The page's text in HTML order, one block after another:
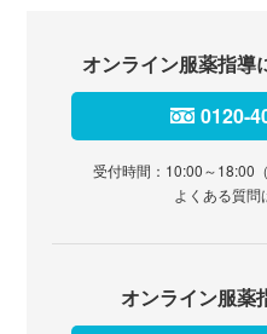
オンライン服薬指導
0120-
受付時間：10:00～18:00
よくある質問
オンライン服薬